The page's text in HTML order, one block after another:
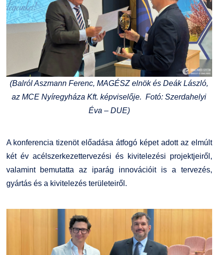
(Balról Aszmann Ferenc, MAGÉSZ elnök és Deák László,
az MCE Nyíregyháza Kft. képviselője. Fotó: Szerdahelyi
Éva – DUE)
A konferencia tizenöt előadása átfogó képet adott az elmúlt
két év acélszerkezettervezési és kivitelezési projektjeiről,
valamint bemutatta az iparág innovációit is a tervezés,
gyártás és a kivitelezés területeiről.